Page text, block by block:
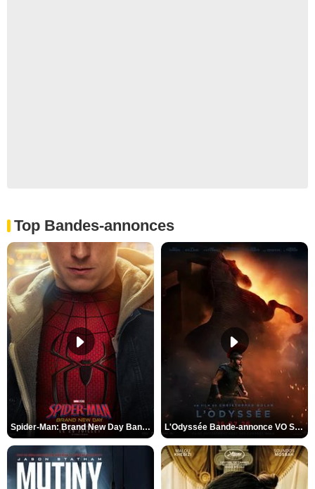
Top Bandes-annonces
Spider-Man: Brand New Day Bande-annonce VO STFR L'Odyssée Bande-annonce VO STFR